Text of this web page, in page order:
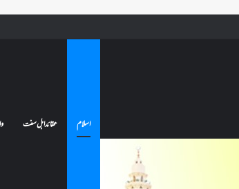
مسجد کسے کہتے ہیں ، اور کیا معتکف فنائے مسجد میں جا سکتا ہے؟
اسلام عقائد اہل سنت